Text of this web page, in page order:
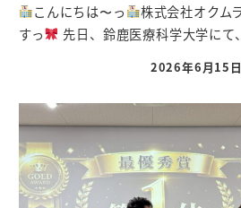
こんにちは〜っ
株式会社オクム
すっ
先日、鈴鹿医療科学大学に
2026年6月15日